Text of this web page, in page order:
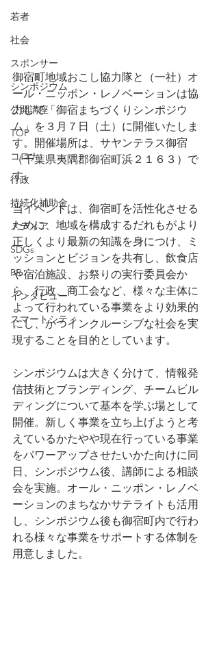
若者
社会
スポンサー
シンポジウム
公開講座
TOP
コロナ
行政
持続化補助金
メディア
SDGs
PR
インタビュー
スマートシティ
御宿町地域おこし協力隊と（一社）オ
ール・ニッポン・レノベーションは協
力して「御宿まちづくりシンポジウ
ム」を３月７日（土）に開催いたしま
す。開催場所は、サヤンテラス御宿
（千葉県夷隅郡御宿町浜２１６３）で
す。
当イベントは、御宿町を活性化させる
ために、地域を構成するだれもがより
正しくより最新の知識を身につけ、ミ
ッションとビジョンを共有し、飲食店
や宿泊施設、お祭りの実行委員会か
ら、行政、商工会など、様々な主体に
よって行われている事業をより効果的
にし、かつインクルーシブな社会を実
現することを目的としています。
シンポジウムは大きく分けて、情報発
信技術とブランディング、チームビル
ディングについて基本を学ぶ場として
開催。新しく事業を立ち上げようと考
えているかたやや現在行っている事業
をパワーアップさせたいかた向けに同
日、シンポジウム後、講師による相談
会を実施。オール・ニッポン・レノベ
ーションのまちなかサテライトも活用
し、シンポジウム後も御宿町内で行わ
れる様々な事業をサポートする体制を
用意しました。